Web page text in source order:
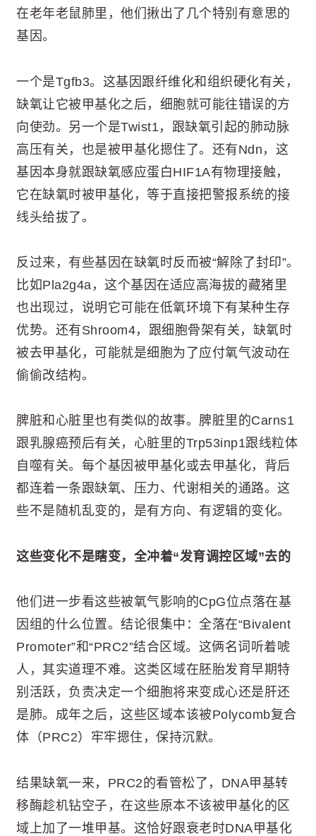
在老年老鼠肺里，他们揪出了几个特别有意思的
基因。
一个是Tgfb3。这基因跟纤维化和组织硬化有关，
缺氧让它被甲基化之后，细胞就可能往错误的方
向使劲。另一个是Twist1，跟缺氧引起的肺动脉
高压有关，也是被甲基化摁住了。还有Ndn，这
基因本身就跟缺氧感应蛋白HIF1A有物理接触，
它在缺氧时被甲基化，等于直接把警报系统的接
线头给拔了。
反过来，有些基因在缺氧时反而被“解除了封印”。
比如Pla2g4a，这个基因在适应高海拔的藏猪里
也出现过，说明它可能在低氧环境下有某种生存
优势。还有Shroom4，跟细胞骨架有关，缺氧时
被去甲基化，可能就是细胞为了应付氧气波动在
偷偷改结构。
脾脏和心脏里也有类似的故事。脾脏里的Carns1
跟乳腺癌预后有关，心脏里的Trp53inp1跟线粒体
自噬有关。每个基因被甲基化或去甲基化，背后
都连着一条跟缺氧、压力、代谢相关的通路。这
些不是随机乱变的，是有方向、有逻辑的变化。
这些变化不是瞎变，全冲着“发育调控区域”去的
他们进一步看这些被氧气影响的CpG位点落在基
因组的什么位置。结论很集中：全落在“Bivalent
Promoter”和“PRC2”结合区域。这俩名词听着唬
人，其实道理不难。这类区域在胚胎发育早期特
别活跃，负责决定一个细胞将来变成心还是肝还
是肺。成年之后，这些区域本该被Polycomb复合
体（PRC2）牢牢摁住，保持沉默。
结果缺氧一来，PRC2的看管松了，DNA甲基转
移酶趁机钻空子，在这些原本不该被甲基化的区
域上加了一堆甲基。这恰好跟衰老时DNA甲基化